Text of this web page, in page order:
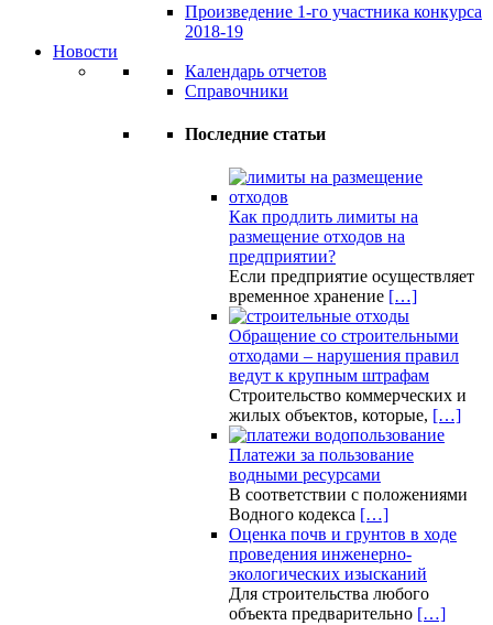
Произведение 1-го участника конкурса
2018-19
Новости
Календарь отчетов
Справочники
Последние статьи
Как продлить лимиты на
размещение отходов на
предприятии?
Если предприятие осуществляет
временное хранение […]
Обращение со строительными
отходами – нарушения правил
ведут к крупным штрафам
Строительство коммерческих и
жилых объектов, которые, […]
Платежи за пользование
водными ресурсами
В соответствии с положениями
Водного кодекса […]
Оценка почв и грунтов в ходе
проведения инженерно-
экологических изысканий
Для строительства любого
объекта предварительно […]